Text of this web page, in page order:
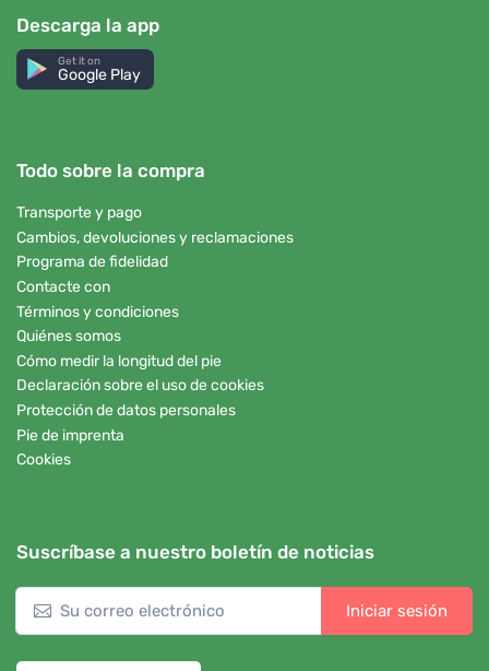
Descarga la app
Get it on
Google Play
Todo sobre la compra
Transporte y pago
Cambios, devoluciones y reclamaciones
Programa de fidelidad
Contacte con
Términos y condiciones
Quiénes somos
Cómo medir la longitud del pie
Declaración sobre el uso de cookies
Protección de datos personales
Pie de imprenta
Cookies
Suscríbase a nuestro boletín de noticias
Iniciar sesión